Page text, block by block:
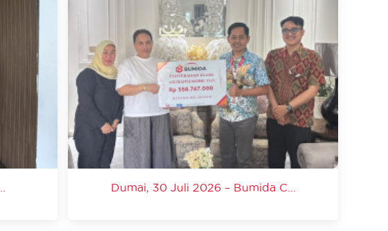
Dumai, 30 Juli 2026 – Bumida C...